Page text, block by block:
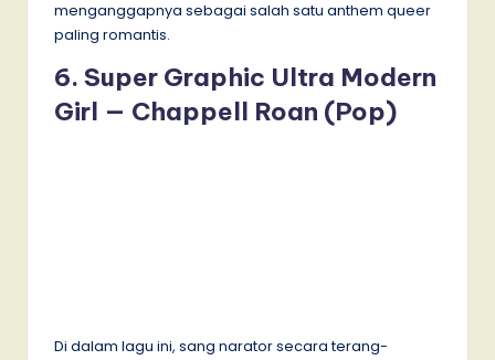
menganggapnya sebagai salah satu anthem queer
paling romantis.
6. Super Graphic Ultra Modern
Girl — Chappell Roan (Pop)
Di dalam lagu ini, sang narator secara terang-